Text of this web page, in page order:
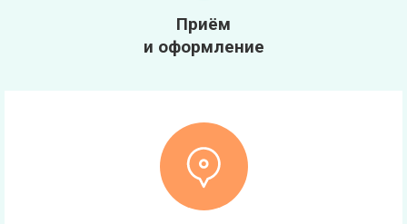
Приём
и оформление